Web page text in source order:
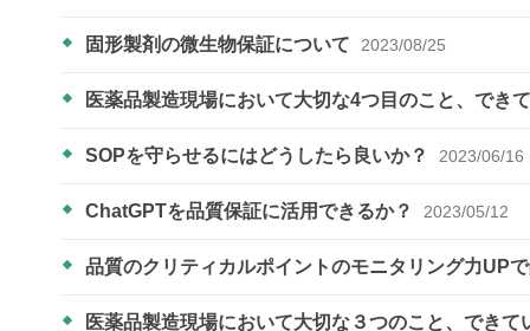
固形製剤の微生物保証について 2023/08/25
医薬品製造現場において大切な4つ目のこと、でき
SOPを守らせるにはどうしたら良いか？ 2023/06/16
ChatGPTを品質保証に活用できるか？ 2023/05/12
品質のクリティカルポイントのモニタリング力UP
医薬品製造現場において大切な３つのこと、でき